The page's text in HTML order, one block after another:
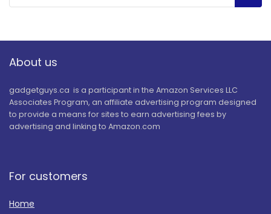
About us
gadgetguys.ca is a participant in the Amazon Services LLC
Associates Program, an affiliate advertising program designed
to provide a means for sites to earn advertising fees by
advertising and linking to Amazon.com
For customers
Home